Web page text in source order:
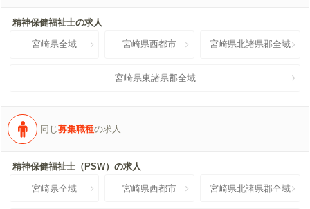
精神保健福祉士の求人
宮崎県全域 宮崎県西都市 宮崎県北諸県郡全域
宮崎県東諸県郡全域
同じ募集職種の求人
精神保健福祉士（PSW）の求人
宮崎県全域 宮崎県西都市 宮崎県北諸県郡全域